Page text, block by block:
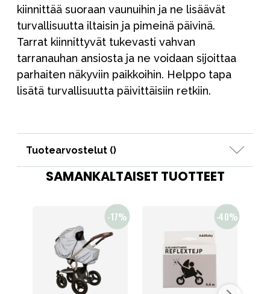
kiinnittää suoraan vaunuihin ja ne lisäävät
turvallisuutta iltaisin ja pimeinä päivinä.
Tarrat kiinnittyvät tukevasti vahvan
tarranauhan ansiosta ja ne voidaan sijoittaa
parhaiten näkyviin paikkoihin. Helppo tapa
lisätä turvallisuutta päivittäisiin retkiin.
Tuotearvostelut ()
SAMANKALTAISET TUOTTEET